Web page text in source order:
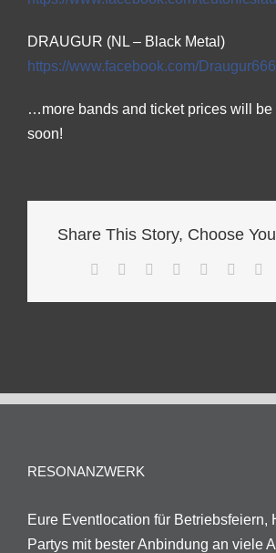
DRAUGUR (NL – Black Metal)
https://www.facebook.com/Draugur666
…more bands and ticket prices will be
soon!
Share This Story, Choose
Facebook
TwitterReddit LinkedInWhatsApp
Tumblr
RESONANZWERK
Eure Eventlocation für Betriebsfeiern,
Partys mit bester Anbindung an viele